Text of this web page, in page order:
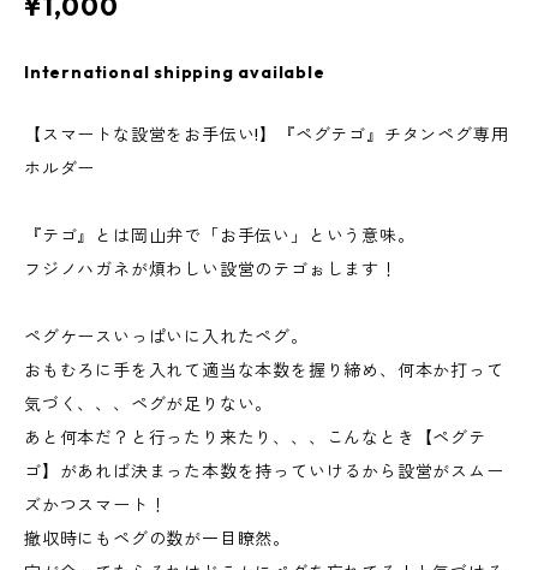
International shipping available
【スマートな設営をお手伝い!】『ペグテゴ』チタンペグ専用
ホルダー
『テゴ』とは岡山弁で「お手伝い」という意味。
フジノハガネが煩わしい設営のテゴぉします！
ペグケースいっぱいに入れたペグ。
おもむろに手を入れて適当な本数を握り締め、何本か打って
気づく、、、ペグが足りない。
あと何本だ？と行ったり来たり、、、こんなとき【ペグテ
ゴ】があれば決まった本数を持っていけるから設営がスムー
ズかつスマート！
撤収時にもペグの数が一目瞭然。